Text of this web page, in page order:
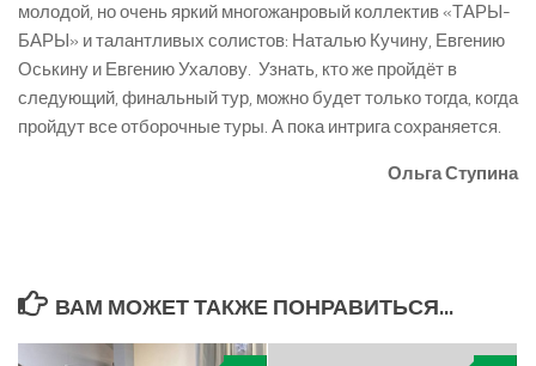
молодой, но очень яркий многожанровый коллектив «ТАРЫ­-
БАРЫ» и талантливых солистов: Наталью Кучину, Евгению
Оськину и Евгению Ухалову. Узнать, кто же пройдёт в
следующий, финальный тур, можно будет только тогда, когда
пройдут все отборочные туры. А пока интрига сохраняется.
Ольга Ступина
ВАМ МОЖЕТ ТАКЖЕ ПОНРАВИТЬСЯ...